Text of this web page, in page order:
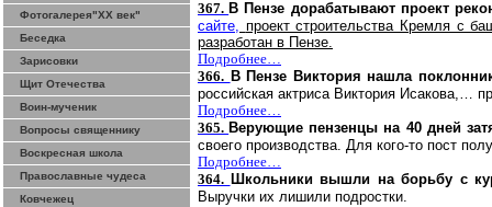
Фотогалерея"ХХ век"
Беседка
Зарисовки
Щит Отечества
Воин-мученик
Вопросы священнику
Воскресная школа
Православные чудеса
Ковчежец
367. В Пензе дорабатывают проект
сайте, проект строительства Кремля с
разработан в Пензе.
Подробнее…
366. В Пензе Виктория нашла
российская актриса Виктория Исакова,…
Подробнее…
365. Верующиепензенцы на 40 дней
своего производства. Для кого-то пост
Подробнее…
364. Школьники вышли на борьбу с
Выручки их лишили подростки.